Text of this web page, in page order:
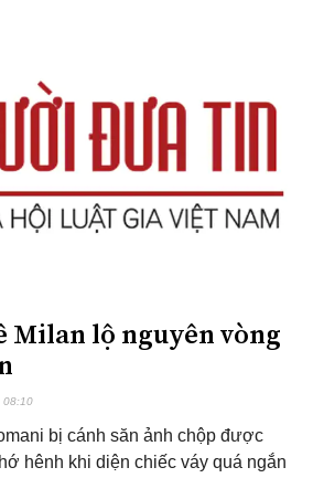
Milan lộ nguyên vòng
08:10
bị cánh săn ảnh chộp được
hênh khi diện chiếc váy quá ngắn